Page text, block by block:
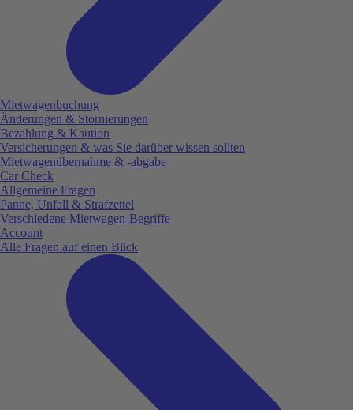
Mietwagenbuchung
Änderungen & Stornierungen
Bezahlung & Kaution
Versicherungen & was Sie darüber wissen sollten
Mietwagenübernahme & -abgabe
Car Check
Allgemeine Fragen
Panne, Unfall & Strafzettel
Verschiedene Mietwagen-Begriffe
Account
Alle Fragen auf einen Blick